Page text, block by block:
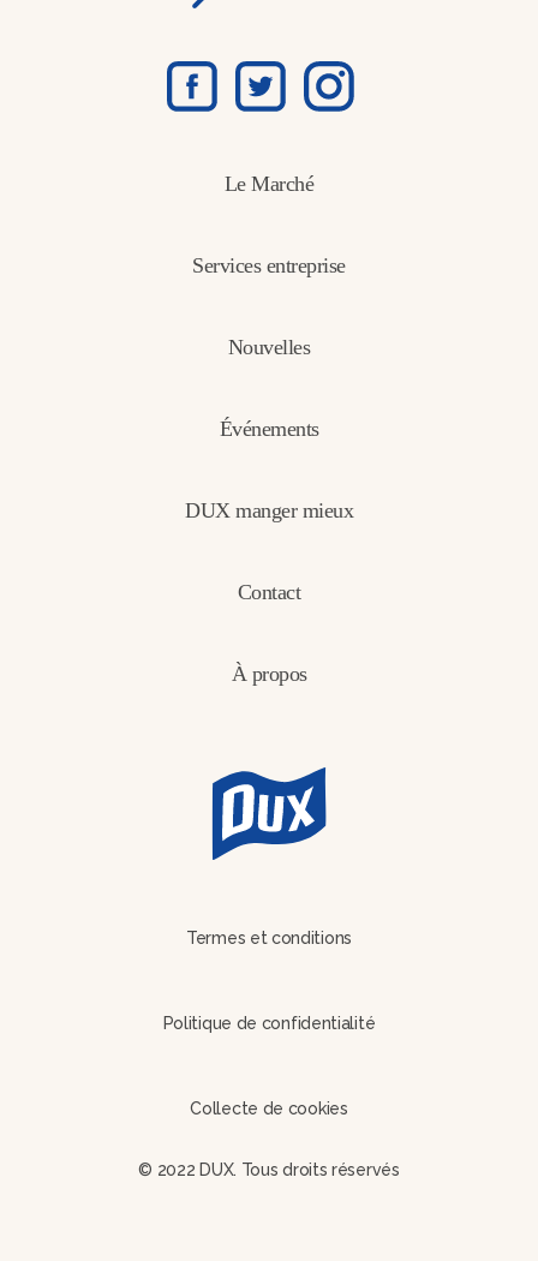
Le Marché
Services entreprise
Nouvelles
Événements
DUX manger mieux
Contact
À propos
Termes et conditions
Politique de confidentialité
Collecte de cookies
© 2022 DUX. Tous droits réservés